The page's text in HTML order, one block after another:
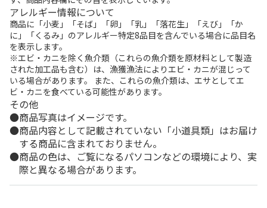
アレルギー情報について
商品に「小麦」「そば」「卵」「乳」「落花生」「えび」「か
に」「くるみ」のアレルギー特定8品目を含んでいる場合に品目名
を表示します。
※エビ・カニを除く魚介類（これらの魚介類を原材料として製造
された加工品も含む）は、漁獲漁法によりエビ・カニが混じって
いる場合があります。 また、これらの魚介類は、エサとしてエ
ビ・カニを食べている可能性があります。
その他
商品写真はイメージです。
商品内容として記載されていない「小道具類」はお届け
する商品に含まれておりません。
商品の色は、ご覧になるパソコンなどの環境により、実
際と異なる場合があります。